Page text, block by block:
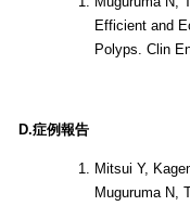
Efficient and
Polyps. Clin
D.症例報告
Mitsui Y,
Muguruma N,